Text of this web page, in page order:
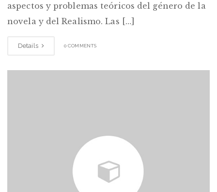
aspectos y problemas teóricos del género de la
novela y del Realismo. Las […]
Details 0 COMMENTS